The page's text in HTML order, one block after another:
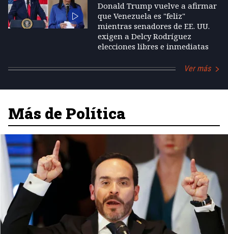
Donald Trump vuelve a afirmar
que Venezuela es "feliz"
mientras senadores de EE. UU.
exigen a Delcy Rodríguez
elecciones libres e inmediatas
Ver más
Más de Política